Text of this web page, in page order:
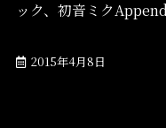
ック、初音ミク
2015年4月8日